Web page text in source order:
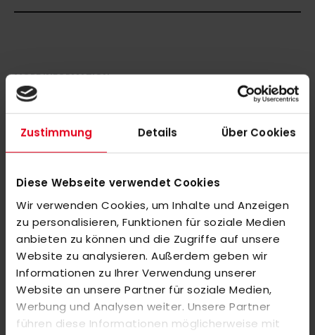
Zustimmung Details Über Cookies
Diese Webseite verwendet Cookies
Wir verwenden Cookies, um Inhalte und Anzeigen
zu personalisieren, Funktionen für soziale Medien
anbieten zu können und die Zugriffe auf unsere
Website zu analysieren. Außerdem geben wir
Informationen zu Ihrer Verwendung unserer
Website an unsere Partner für soziale Medien,
Werbung und Analysen weiter. Unsere Partner
führen diese Informationen möglicherweise mit
MORE INFORMATION
REVIEWS
SIMILAR PRODUCTS
OBO Helmet ABS + TP Black
€279.00
OBO Helmet ABS + TP white
€279.00